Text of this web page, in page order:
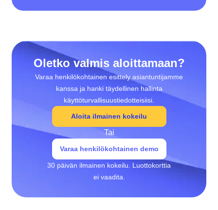
Oletko valmis aloittamaan?
Varaa henkilökohtainen esittely asiantuntijamme
kanssa ja hanki täydellinen hallinta
käyttöturvallisuustiedotteisiisi.
Aloita ilmainen kokeilu
Tai
Varaa henkilökohtainen demo
30 päivän ilmainen kokeilu. Luottokorttia
ei vaadita.